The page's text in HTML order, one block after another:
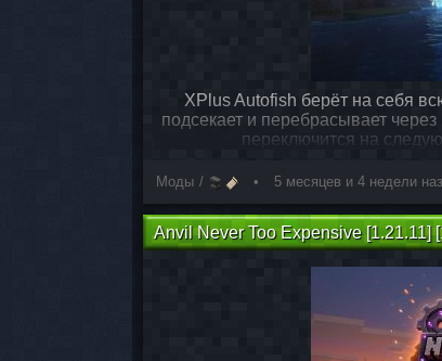
XPlus Autofish берёт на себя
подсекает и перебрасывает
переключится на
Моды 5 месяцев и 4 недели
Anvil Never Too Expensive [1.21.11]